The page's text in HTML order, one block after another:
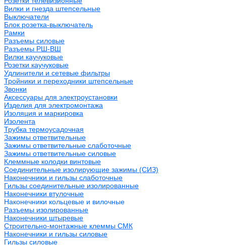
Вилки и гнезда штепсельные
Выключатели
Блок розетка-выключатель
Рамки
Разъемы силовые
Разъемы РШ-ВШ
Вилки каучуковые
Розетки каучуковые
Удлинители и сетевые фильтры
Тройники и переходники штепсельные
Звонки
Аксессуары для электроустановки
Изделия для электромонтажа
Изоляция и маркировка
Изолента
Трубка термоусадочная
Зажимы ответвительные
Зажимы ответвительные слаботочные
Зажимы ответвительные силовые
Клеммные колодки винтовые
Соединительные изолирующие зажимы (СИЗ)
Наконечники и гильзы слаботочные
Гильзы соединительные изолированные
Наконечники втулочные
Наконечники кольцевые и вилочные
Разъемы изолированные
Наконечники штыревые
Строительно-монтажные клеммы СМК
Наконечники и гильзы силовые
Гильзы силовые